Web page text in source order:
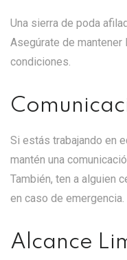
Una sierra de poda
Asegúrate de mantener
condiciones.
Si estás trabajando en
mantén una
También, ten a alguien
en caso de emergencia.
Alcance